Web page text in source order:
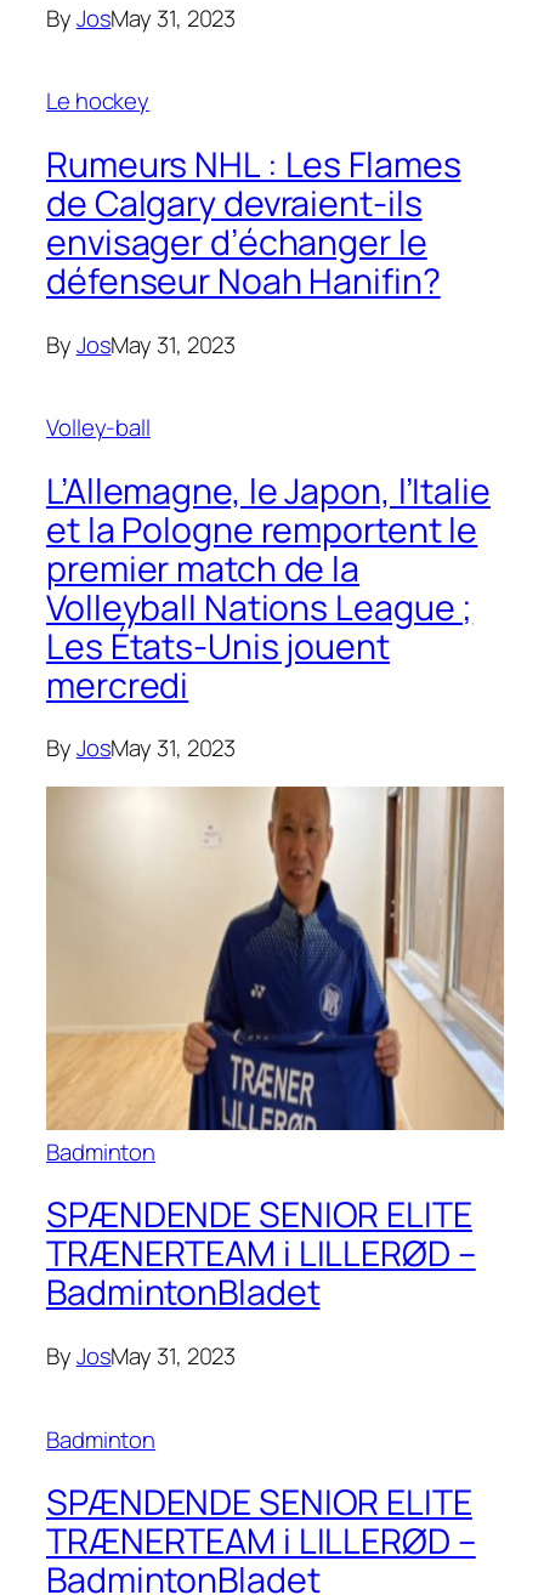
ByJosMay 31, 2023
Le hockey
Rumeurs NHL : Les Flames
de Calgary devraient-ils
envisager d’échanger le
défenseur Noah Hanifin?
ByJosMay 31, 2023
Volley-ball
L’Allemagne, le Japon, l’Italie
et la Pologne remportent le
premier match de la
Volleyball Nations League ;
Les États-Unis jouent
mercredi
ByJosMay 31, 2023
Badminton
SPÆNDENDE SENIOR ELITE
TRÆNERTEAM i LILLERØD –
BadmintonBladet
ByJosMay 31, 2023
Badminton
SPÆNDENDE SENIOR ELITE
TRÆNERTEAM i LILLERØD –
BadmintonBladet